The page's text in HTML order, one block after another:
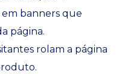
banners que
página.
rolam a página